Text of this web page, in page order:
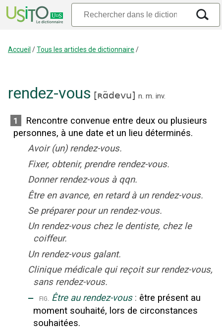
Accueil /Tous les articles de dictionnaire /
rendez-vous [ʀɑ̃devu] n. m. inv.
1
Rencontre convenue entre deux ou plusieurs
personnes, à une date et un lieu déterminés.
Avoir (un) rendez-vous.
Fixer, obtenir, prendre rendez-vous.
Donner rendez-vous à qqn.
Être en avance, en retard à un rendez-vous.
Se préparer pour un rendez-vous.
Un rendez-vous chez le dentiste, chez le
coiffeur.
Un rendez-vous galant.
Clinique médicale qui reçoit sur rendez-vous,
sans rendez-vous.
‒ fig. Être au rendez-vous : être présent au
moment souhaité, lors de circonstances
souhaitées.